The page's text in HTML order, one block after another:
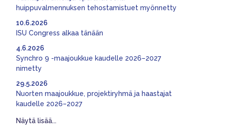
huippuvalmennuksen tehostamistuet myönnetty
ISU Congress alkaa tänään
10.6.2026
Synchro 9 -maajoukkue kaudelle 2026–2027
nimetty
4.6.2026
Nuorten maajoukkue, projektiryhmä ja haastajat
kaudelle 2026–2027
29.5.2026
Näytä lisää...